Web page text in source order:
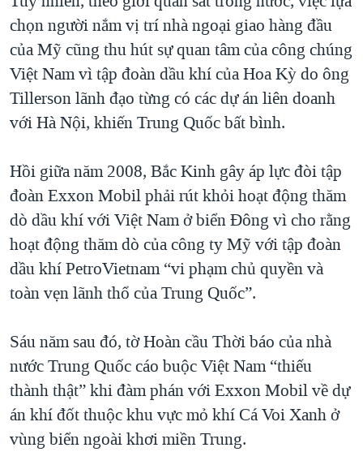
NGƯ DÂN VIỆT VÀ LÀN SÓNG TRỘM HẢI SÂM
BÊN KIA QUỐC LỘ: TIẾNG VỌNG TỪ NÔNG THÔN MỸ
QUAN HỆ VIỆT MỸ
chọn người nắm vị trí nhà ngoại giao hàng đầu
của Mỹ cũng thu hút sự quan tâm của công chúng
Việt Nam vì tập đoàn dầu khí của Hoa Kỳ do ông
Tillerson lãnh đạo từng có các dự án liên doanh
với Hà Nội, khiến Trung Quốc bất bình.
Hồi giữa năm 2008, Bắc Kinh gây áp lực đòi tập
đoàn Exxon Mobil phải rút khỏi hoạt động thăm
dò dầu khí với Việt Nam ở biển Đông vì cho rằng
hoạt động thăm dò của công ty Mỹ với tập đoàn
dầu khí PetroVietnam “vi phạm chủ quyền và
toàn vẹn lãnh thổ của Trung Quốc”.
Sáu năm sau đó, tờ Hoàn cầu Thời báo của nhà
nước Trung Quốc cáo buộc Việt Nam “thiếu
thành thật” khi đàm phán với Exxon Mobil về dự
án khí đốt thuộc khu vực mỏ khí Cá Voi Xanh ở
vùng biển ngoài khơi miền Trung.